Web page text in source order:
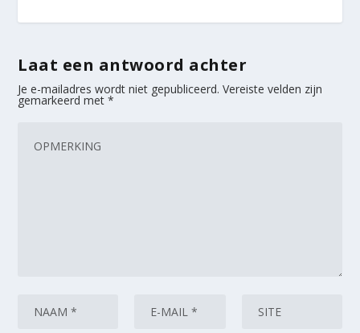
Laat een antwoord achter
Je e-mailadres wordt niet gepubliceerd. Vereiste velden zijn
gemarkeerd met*